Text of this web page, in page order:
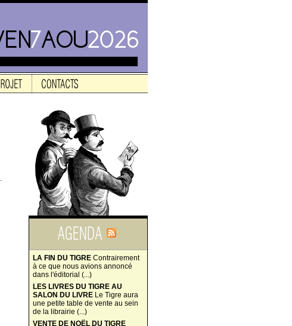
LA FIN DU TIGRE Contrairement
à ce que nous avions annoncé
dans l'éditorial (...)
LES LIVRES DU TIGRE AU
SALON DU LIVRE Le Tigre aura
une petite table de vente au sein
de la librairie (...)
VENTE DE NOËL DU TIGRE